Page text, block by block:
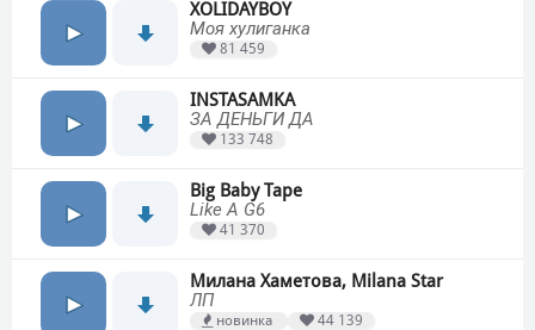
XOLIDAYBOY
Моя хулиганка
81 459
INSTASAMKA
ЗА ДЕНЬГИ ДА
133 748
Big Baby Tape
Like A G6
41 370
Милана Хаметова, Milana Star
ЛП
новинка 44 139